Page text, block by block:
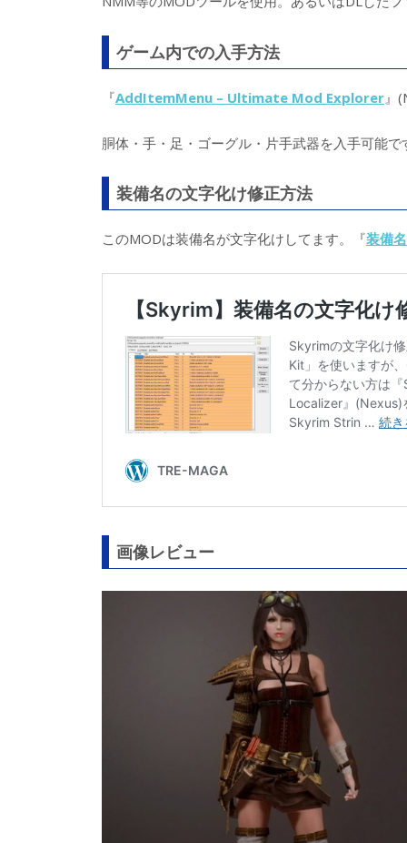
ゲーム内での入手方法
『AddItemMenu – Ultimate Mod Explorer 』
胴体・手・足・ゴーグル・片手武器を入手可能で
装備名の文字化け修正方法
このMODは装備名が文字化けしてます。『装備
画像レビュー